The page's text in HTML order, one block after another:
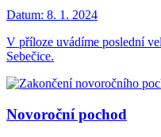
Datum: 8. 1. 2024
V příloze uvádíme poslední
Sebečice.
Novoroční pochod